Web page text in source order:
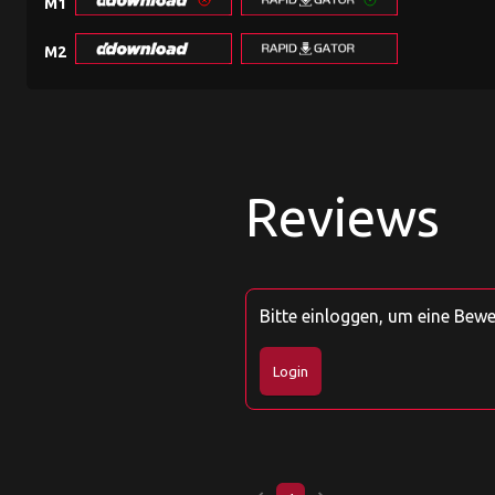
M2
Reviews
Bitte einloggen, um eine
Login